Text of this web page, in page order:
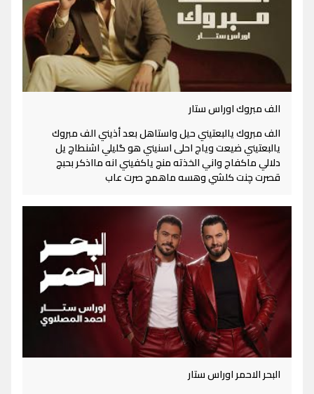
الف مبروك اوراس ستار
الف مبروك يالبعتيني حيل واستاهل بعد أذيني الف مبروك
يالبعتيني ضيعت وياج احلى اسنيني هو گليلي اشنطاچ يل
دلالي ماكفاج واني الخذته منچ ياكفيني انه مااذكر بحبچ
قصرت چنت كلشي وهسه ماهمچ صرت عاب
البحر الاحمر اوراس ستار